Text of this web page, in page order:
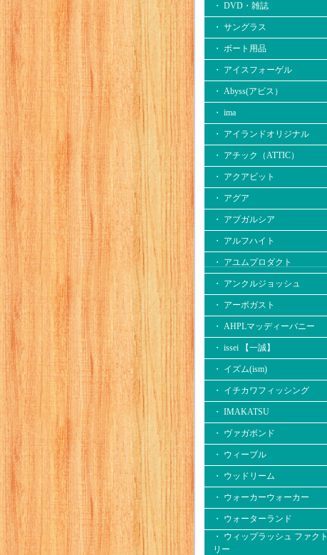
・ DVD・雑誌
・ サングラス
・ ボート用品
・ アイスフォーゲル
・ Abyss(アビス）
・ ima
・ アイランドオリジナル
・ アチック（ATTIC）
・ アクアビット
・ アグア
・ アブガルシア
・ アルフハイト
・ アユムプロダクト
・ アンクルジョッシュ
・ アーボガスト
・ AHPLマッディーバニー
・ issei 【一誠】
・ イズム(ism)
・ イチカワフィッシング
・ IMAKATSU
・ ヴァガボンド
・ ウィーブル
・ ウッドリーム
・ ウォーカーウォーカー
・ ウォーターランド
・ ウィップラッシュ ファクト
リー